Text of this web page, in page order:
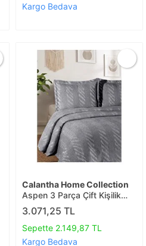
Kargo Bedava
Calantha Home Collection
Aspen 3 Parça Çift Kişilik
Pike Takımı Gri 240 X 260
Cm
3.071,25 TL
Sepette 2.149,87 TL
Kargo Bedava